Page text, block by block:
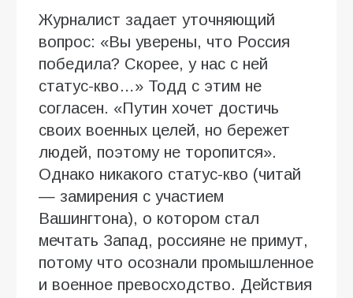
Журналист задает уточняющий
вопрос: «Вы уверены, что Россия
победила? Скорее, у нас с ней
статус-кво…» Тодд с этим не
согласен. «Путин хочет достичь
своих военных целей, но бережет
людей, поэтому не торопится».
Однако никакого статус-кво (читай
— замирения с участием
Вашингтона), о котором стал
мечтать Запад, россияне не примут,
потому что осознали промышленное
и военное превосходство. Действия